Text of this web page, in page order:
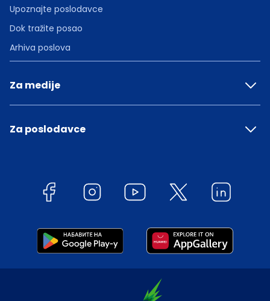
Upoznajte poslodavce
Dok tražite posao
Arhiva poslova
Za medije
Za poslodavce